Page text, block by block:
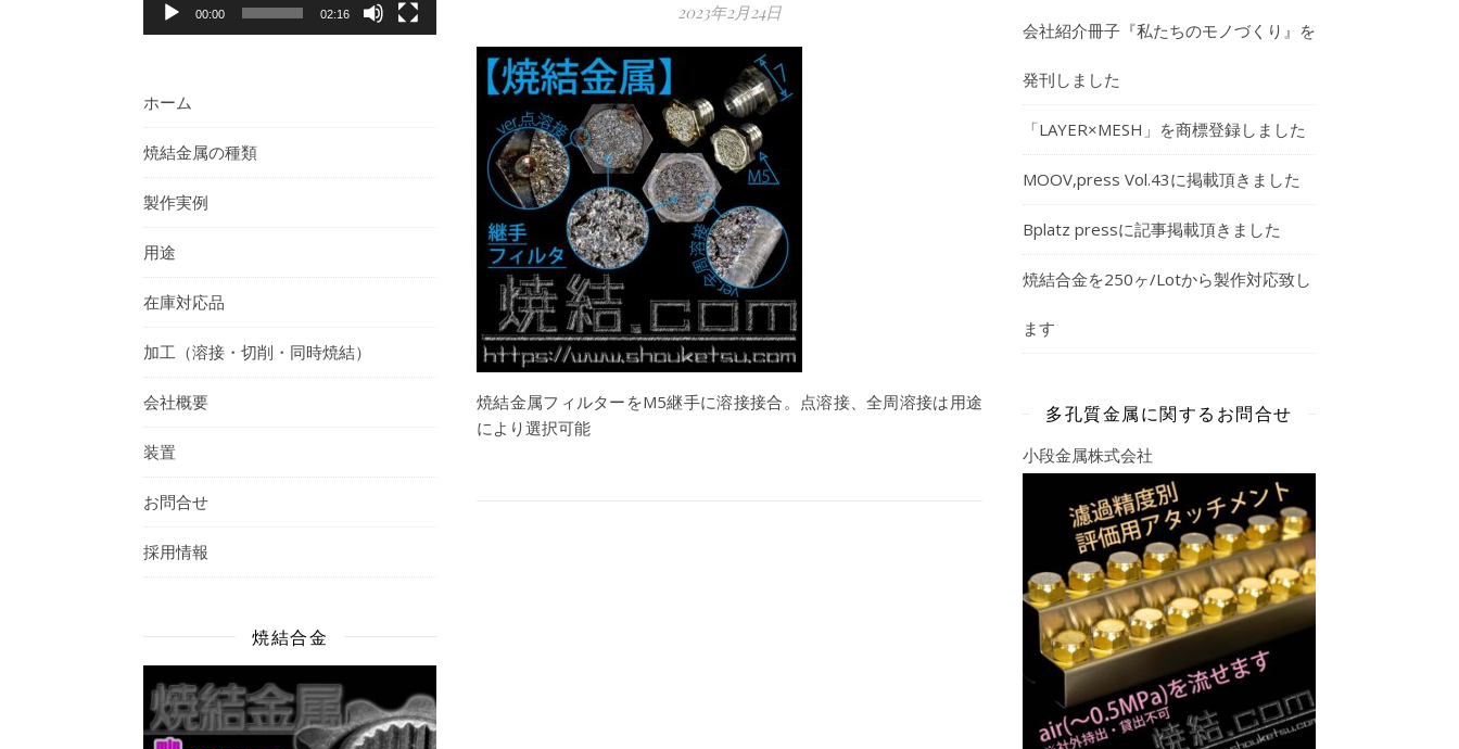
ー
00:00 02:16
ホーム
焼結金属の種類
製作実例
用途
在庫対応品
加工（溶接・切削・同時焼結）
会社概要
装置
お問合せ
採用情報
焼結合金
2023年2月24日
焼結金属フィルターをM5継手に溶接接合。点溶接、全周溶接は用途
により選択可能
会社紹介冊子『私たちのモノづくり』を
発刊しました
「LAYER×MESH」を商標登録しました
MOOV,press Vol.43に掲載頂きました
Bplatz pressに記事掲載頂きました
焼結合金を250ヶ/Lotから製作対応致し
ます
多孔質金属に関するお問合せ
小段金属株式会社